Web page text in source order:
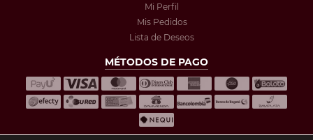
Mi Perfil
Mis Pedidos
Lista de Deseos
MÉTODOS DE PAGO